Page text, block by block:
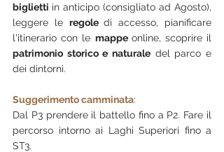
biglietti in anticipo (consigliato ad Agosto),
leggere le regole di accesso, pianificare
l'itinerario con le mappe
patrimonio storico e naturale del parco e
dei dintorni.
Suggerimento camminata:
Dal P3 prendere il battello fino a P2. Fare il
percorso intorno ai Laghi Superiori fino a
ST3.